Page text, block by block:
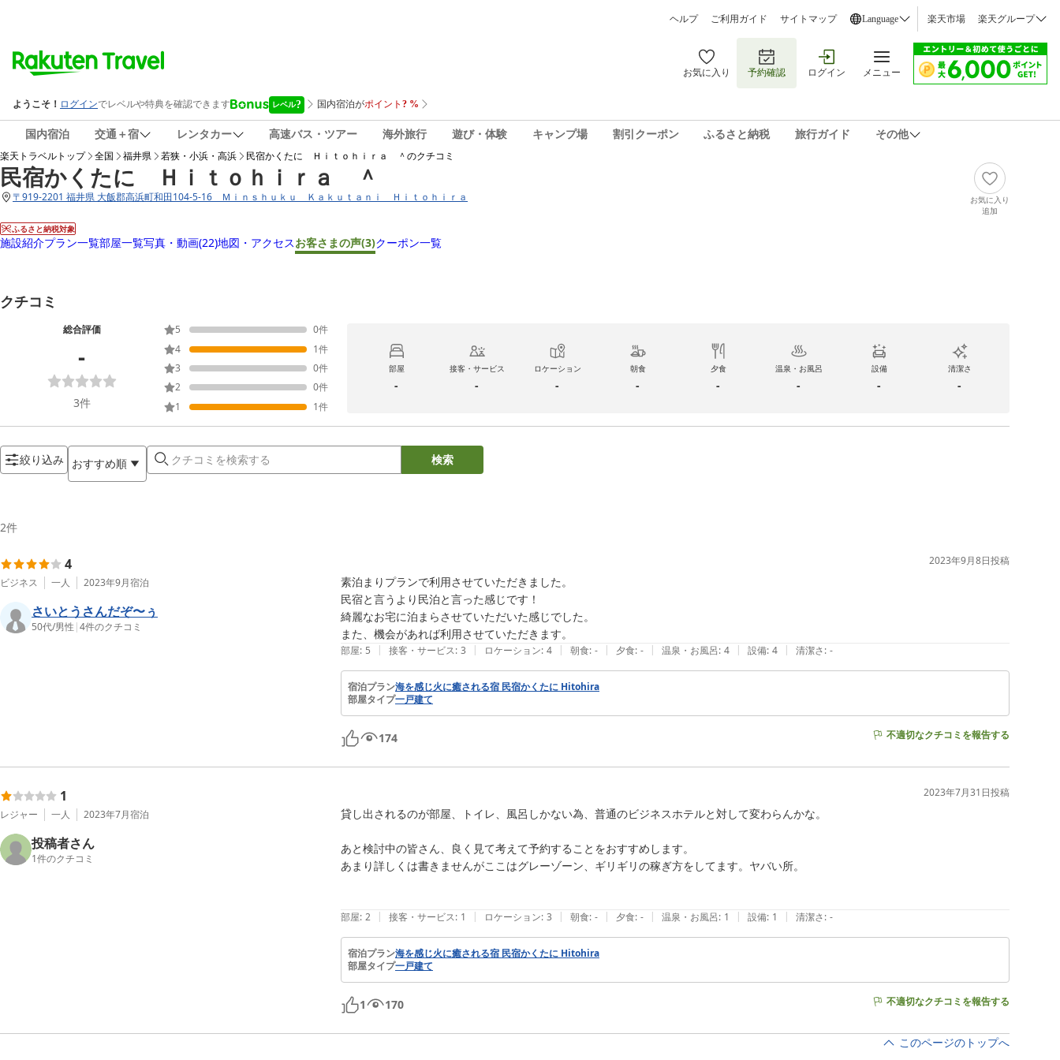
ヘルプ ご利用ガイド サイトマップ Language 楽天市場 楽天グループ
お気に入り 予約確認 ログイン メニュー
国内宿泊 交通＋宿 レンタカー 高速バス・ツアー 海外旅行 遊び・体験 キャンプ場 割引クーポン ふるさと納税 旅行ガイド その他
楽天トラベルトップ 全国 福井県 若狭・小浜・高浜 民宿かくたに Ｈｉｔｏｈｉｒａ ＾のクチコミ
民宿かくたに Ｈｉｔｏｈｉｒａ ＾
〒919-2201 福井県 大飯郡高浜町和田104-5-16 Ｍｉｎｓｈｕｋｕ Ｋａｋｕｔａｎｉ Ｈｉｔｏｈｉｒａ
ふるさと納税対象
お気に入り
追加
施設紹介プラン一覧部屋一覧写真・動画(22)地図・アクセスお客さまの声(3)クーポン一覧
クチコミ
総合評価
-
3件
5 0件
4
1件
3
0件
2
0件
1
1件
部屋
-
接客・サービス
-
ロケーション
-
朝食
-
夕食
-
温泉・お風呂
-
設備
-
清潔さ
-
絞り込み おすすめ順 検索
2件
4
ビジネス 一人 2023年9月宿泊
さいとうさんだぞ〜ぅ
50代/男性 |4件のクチコミ
2023年9月8日投稿
素泊まりプランで利用させていただきました。
民宿と言うより民泊と言った感じです！
綺麗なお宅に泊まらさせていただいた感じでした。
また、機会があれば利用させていただきます。
部屋: 5 | 接客・サービス: 3 | ロケーション: 4 | 朝食: - | 夕食: - | 温泉・お風呂: 4 | 設備: 4 | 清潔さ: -
宿泊プラン海を感じ火に癒される宿 民宿かくたに Hitohira
部屋タイプ一戸建て
174 不適切なクチコミを報告する
1
レジャー 一人 2023年7月宿泊
投稿者さん
1件のクチコミ
2023年7月31日投稿
貸し出されるのが部屋、トイレ、風呂しかない為、普通のビジネスホテルと対して変わらんかな。
あと検討中の皆さん、良く見て考えて予約することをおすすめします。
あまり詳しくは書きませんがここはグレーゾーン、ギリギリの稼ぎ方をしてます。ヤバい所。
部屋: 2 | 接客・サービス: 1 | ロケーション: 3 | 朝食: - | 夕食: - | 温泉・お風呂: 1 | 設備: 1 | 清潔さ: -
宿泊プラン海を感じ火に癒される宿 民宿かくたに Hitohira
部屋タイプ一戸建て
1 170 不適切なクチコミを報告する
このページのトップへ